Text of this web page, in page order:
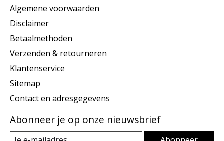
Algemene voorwaarden
Disclaimer
Betaalmethoden
Verzenden & retourneren
Klantenservice
Sitemap
Contact en adresgegevens
Abonneer je op onze nieuwsbrief